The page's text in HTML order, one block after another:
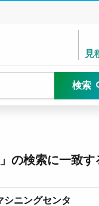
見
検索
の検索に一致
シニングセンタ